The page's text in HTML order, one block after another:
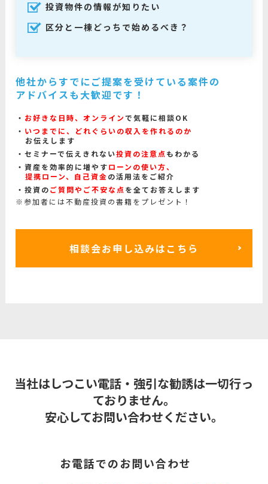
投資物件の情報が知りたい
区分と一棟どっちで始めるべき？
他社からすでにご提案を受けている案件の
アドバイスも大歓迎です！
お好きな日時、オンラインで気軽に相談OK
いつまでに、どれぐらいの収入を作れるのか
お伝えします
セミナーで伝えきれない投資の注意点 もわかる
資産を効率的に増やすローンの使い方、
提携ローン、自己資金の活用法をご紹介
投資のご質問やご不安な点 を全てお答えします
※参加者には不動産投資の書籍をプレゼント！
相談会お申し込みはこちら
当社はしつこい電話・強引な勧誘は一切行っ
ておりません。
安心してお問い合わせください。
お電話でのお問い合わせ